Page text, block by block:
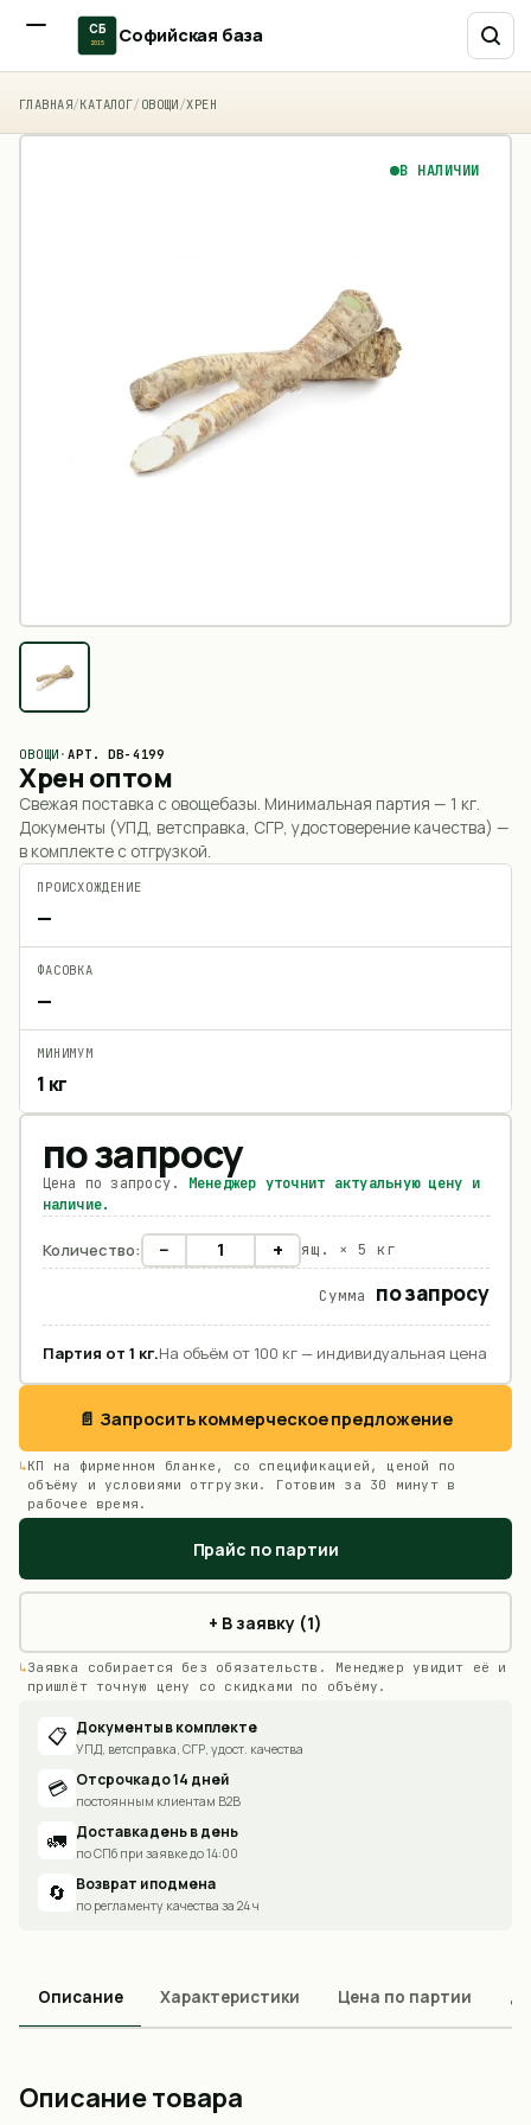
СБ
2015 Софийская база
ГЛАВНАЯ/КАТАЛОГ/ ОВОЩИ/ХРЕН
В НАЛИЧИИ
ОВОЩИ ·АРТ.DB-4199
Хрен оптом
Свежая поставка с овощебазы. Минимальная партия — 1 кг.
Документы (УПД, ветсправка, СГР, удостоверение качества) —
в комплекте с отгрузкой.
ПРОИСХОЖДЕНИЕ
—
ФАСОВКА
—
МИНИМУМ
1 кг
по запросу
Цена по запросу. Менеджер уточнит актуальную цену и
наличие.
Количество: − + ящ. × 5 кг
Сумма по запросу
Партия от 1 кг.На объём от 100 кг — индивидуальная цена
📄 Запросить коммерческое предложение
КП на фирменном бланке, со спецификацией, ценой по
объёму и условиями отгрузки. Готовим за 30 минут в
рабочее время.
Прайс по партии
+ В заявку (1)
Заявка собирается без обязательств. Менеджер увидит её и
пришлёт точную цену со скидками по объёму.
📋 Документы в комплекте
УПД, ветсправка, СГР, удост. качества
💳 Отсрочка до 14 дней
постоянным клиентам B2B
🚛 Доставка день в день
по СПб при заявке до 14:00
🔄 Возврат и подмена
по регламенту качества за 24 ч
Описание Характеристики Цена по партии
Описание товара